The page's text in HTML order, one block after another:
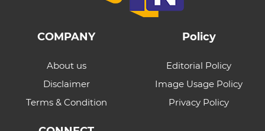
COMPANY
About us
Disclaimer
Terms & Condition
Policy
Editorial Policy
Image Usage Policy
Privacy Policy